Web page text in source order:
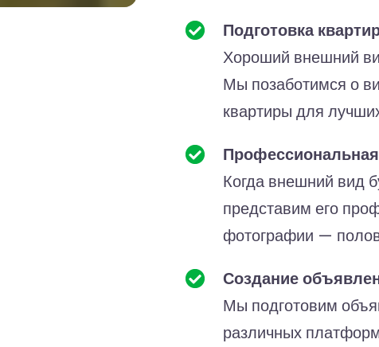
Подготовка
Хороший внешний
Мы позаботимся о
квартиры для
Когда внешний вид
представим его
фотографии —
Создание
Мы подготовим
различных